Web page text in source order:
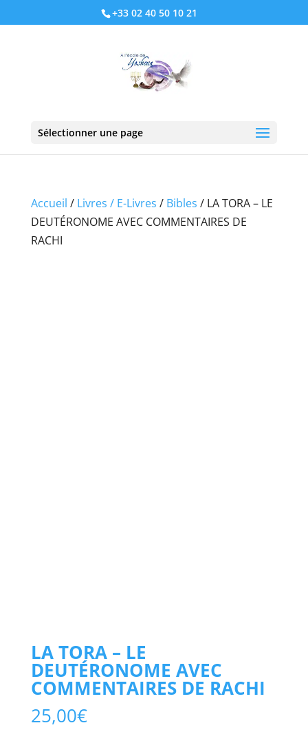
+33 02 40 50 10 21
Sélectionner une page
Accueil / Livres / E-Livres / Bibles / LA TORA – LE
DEUTÉRONOME AVEC COMMENTAIRES DE
RACHI
LA TORA – LE
DEUTÉRONOME AVEC
COMMENTAIRES DE RACHI
25,00€